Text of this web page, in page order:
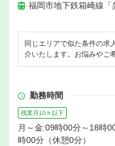
福岡市地下鉄箱崎線
同じエリアで似た条件の求
介いたします。お悩みやご
勤務時間
残業月10ｈ以下
月～金:09時00分～18時
時00分（休憩0分）